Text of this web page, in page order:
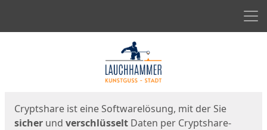
Cryptshare ist eine Softwarelösung, mit der Sie
sicher und verschlüsselt Daten per Cryptshare-